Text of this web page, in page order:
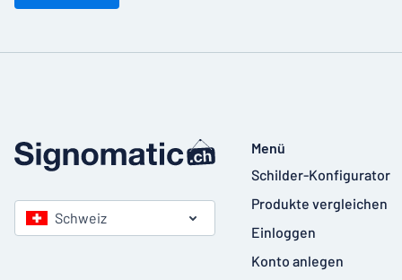
Schweiz
Menü
Schilder-Konfigurator
Produkte vergleichen
Einloggen
Konto anlegen